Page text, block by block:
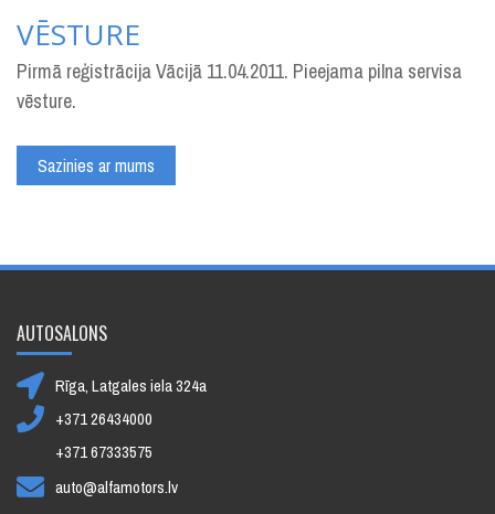
VĒSTURE
Pirmā reģistrācija Vācijā 11.04.2011. Pieejama pilna servisa
vēsture.
Sazinies ar mums
AUTOSALONS
Rīga, Latgales iela 324a
+371 26434000
+371 67333575
auto@alfamotors.lv